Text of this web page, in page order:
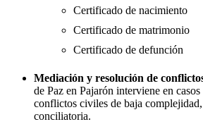
Certificado de nacimiento
Certificado de matrimonio
Certificado de defunción
Mediación y resolución de
de Paz en Pajarón interviene en
conflictos civiles de baja
conciliatoria.